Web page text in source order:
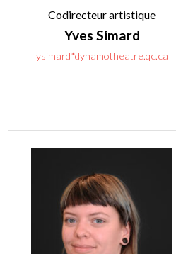
Codirecteur artistique
Yves Simard
ysimard*dynamotheatre.qc.ca